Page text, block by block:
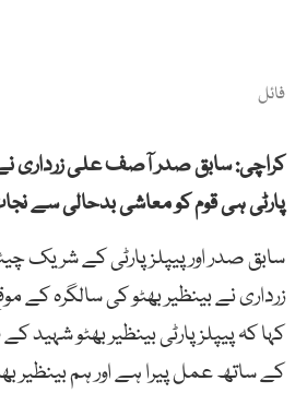
فائل
کراچی: سابق صدر آصف علی زرداری
پارٹی ہی قوم کو معاشی بدحالی سے
سابق صدر اور پیپلز پارٹی کے شریک
زرداری نے بینظیر بھٹو کی سالگرہ کے
کہا کہ پیپلز پارٹی بینظیر بھٹو شہید
کے ساتھ عمل پیرا ہے اور ہم بینظیر